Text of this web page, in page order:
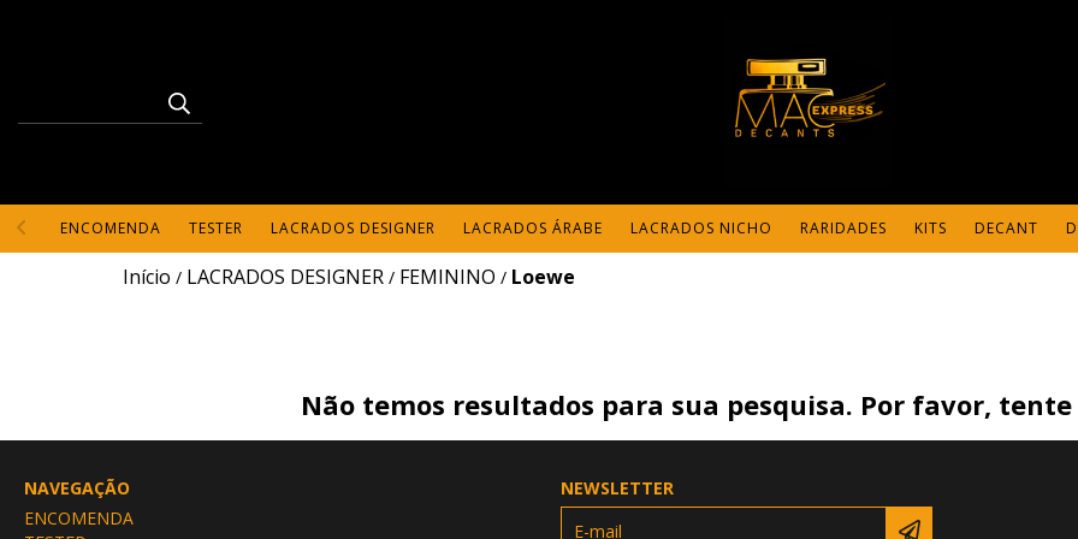
ENCOMENDA TESTER LACRADOS DESIGNER LACRADOS ÁRABE LACRADOS NICHO RARIDADES KITS DECANT
Início / LACRADOS DESIGNER / FEMININO / Loewe
Não temos resultados para sua pesquisa. Por favor,
NAVEGAÇÃO
ENCOMENDA
NEWSLETTER